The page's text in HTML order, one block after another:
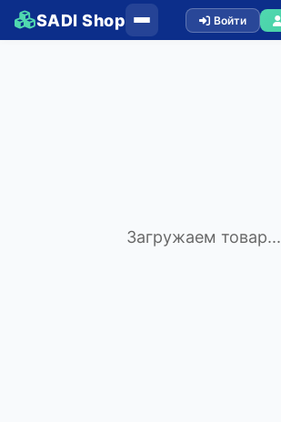
SADI Shop Войти
Загружаем товар...